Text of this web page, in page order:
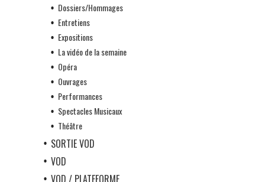
Dossiers/Hommages
Entretiens
Expositions
La vidéo de la semaine
Opéra
Ouvrages
Performances
Spectacles Musicaux
Théâtre
SORTIE VOD
VOD
VOD / PLATEFORME